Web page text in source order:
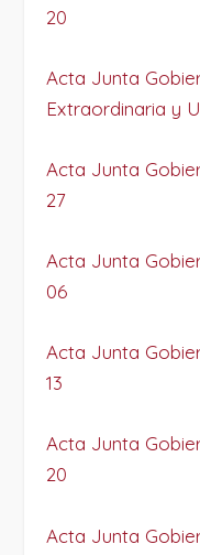
20
Acta Junta
Extraordinaria y
Acta Junta
27
Acta Junta
06
Acta Junta
13
Acta Junta
20
Acta Junta